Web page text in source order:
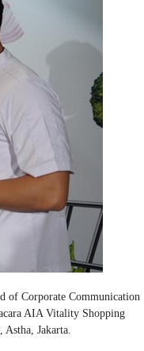
of Corporate Communication
AIA Vitality Shopping
Jakarta.